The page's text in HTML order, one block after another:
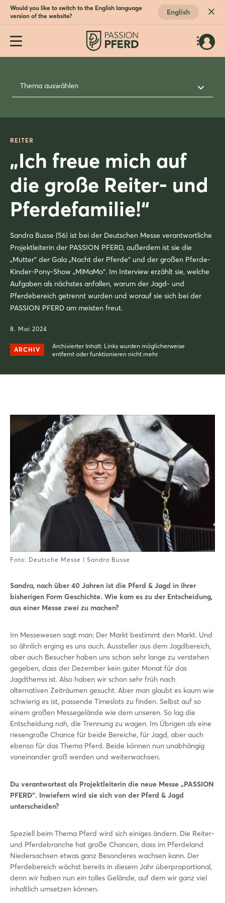
Would you like to switch to the English language
version of the website?
English
Thema auswählen
REITER
„Ich freue mich auf
die große Reiter- und
Pferdefamilie!“
Sandra Busse (56) ist bei der Deutschen Messe verantwortliche
Projektleiterin der PASSION PFERD, außerdem ist sie die
„Mutter“ der Gala „Nacht der Pferde“ und der großen Pferde-
Kinder-Pony-Show „MiMaMo“. Im Interview erzählt sie, welche
Aufgaben als nächstes anfallen, warum der Jagd- und
Pferdebereich getrennt wurden und worauf sie sich bei der
PASSION PFERD am meisten freut.
8. Mai 2024
ARCHIV
Archivierter Inhalt: Links wurden möglicherweise
entfernt oder funktionieren nicht mehr.
Foto: Deutsche Messe | Sandra Busse
Sandra, nach über 40 Jahren ist die Pferd & Jagd in ihrer
bisherigen Form Geschichte. Wie kam es zu der Entscheidung,
aus einer Messe zwei zu machen?
Im Messewesen sagt man: Der Markt bestimmt den Markt. Und
so ähnlich erging es uns auch. Aussteller aus dem Jagdbereich,
aber auch Besucher haben uns schon sehr lange zu verstehen
gegeben, dass der Dezember kein guter Monat für das
Jagdthema ist. Also haben wir schon sehr früh nach
alternativen Zeiträumen gesucht. Aber man glaubt es kaum wie
schwierig es ist, passende Timeslots zu finden. Selbst auf so
einem großen Messegelände wie dem unseren. So lag die
Entscheidung nah, die Trennung zu wagen. Im Übrigen als eine
riesengroße Chance für beide Bereiche, für Jagd, aber auch
ebenso für das Thema Pferd. Beide können nun unabhängig
voneinander groß werden und weiterwachsen.
Du verantwortest als Projektleiterin die neue Messe „PASSION
PFERD“. Inwiefern wird sie sich von der Pferd & Jagd
unterscheiden?
Speziell beim Thema Pferd wird sich einiges ändern. Die Reiter-
und Pferdebranche hat große Chancen, dass im Pferdeland
Niedersachsen etwas ganz Besonderes wachsen kann. Der
Pferdebereich wächst bereits in diesem Jahr überproportional,
denn wir haben nun ein tolles Gelände, auf dem wir ganz viel
inhaltlich umsetzen können.